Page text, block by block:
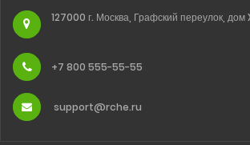
127000 г. Москва, Графский переулок, дом
+7 800 555-55-55
support@rche.ru